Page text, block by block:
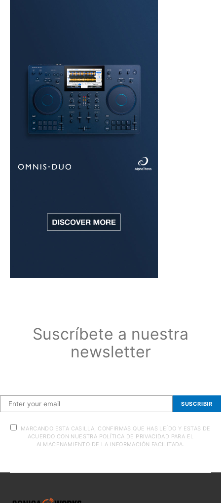
Suscríbete a nuestra
newsletter
SUSCRIBIR
MARCANDO ESTA CASILLA, CONFIRMAS QUE HAS LEÍDO Y ESTAS DE
ACUERDO CON NUESTRA POLÍTICA DE PRIVACIDAD PARA EL
ALMACENAMIENTO DE LA INFORMACIÓN FACILITADA.